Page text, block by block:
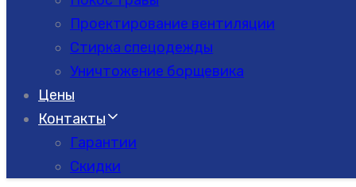
Проектирование вентиляции
Стирка спецодежды
Уничтожение борщевика
Цены
Контакты
Гарантии
Скидки